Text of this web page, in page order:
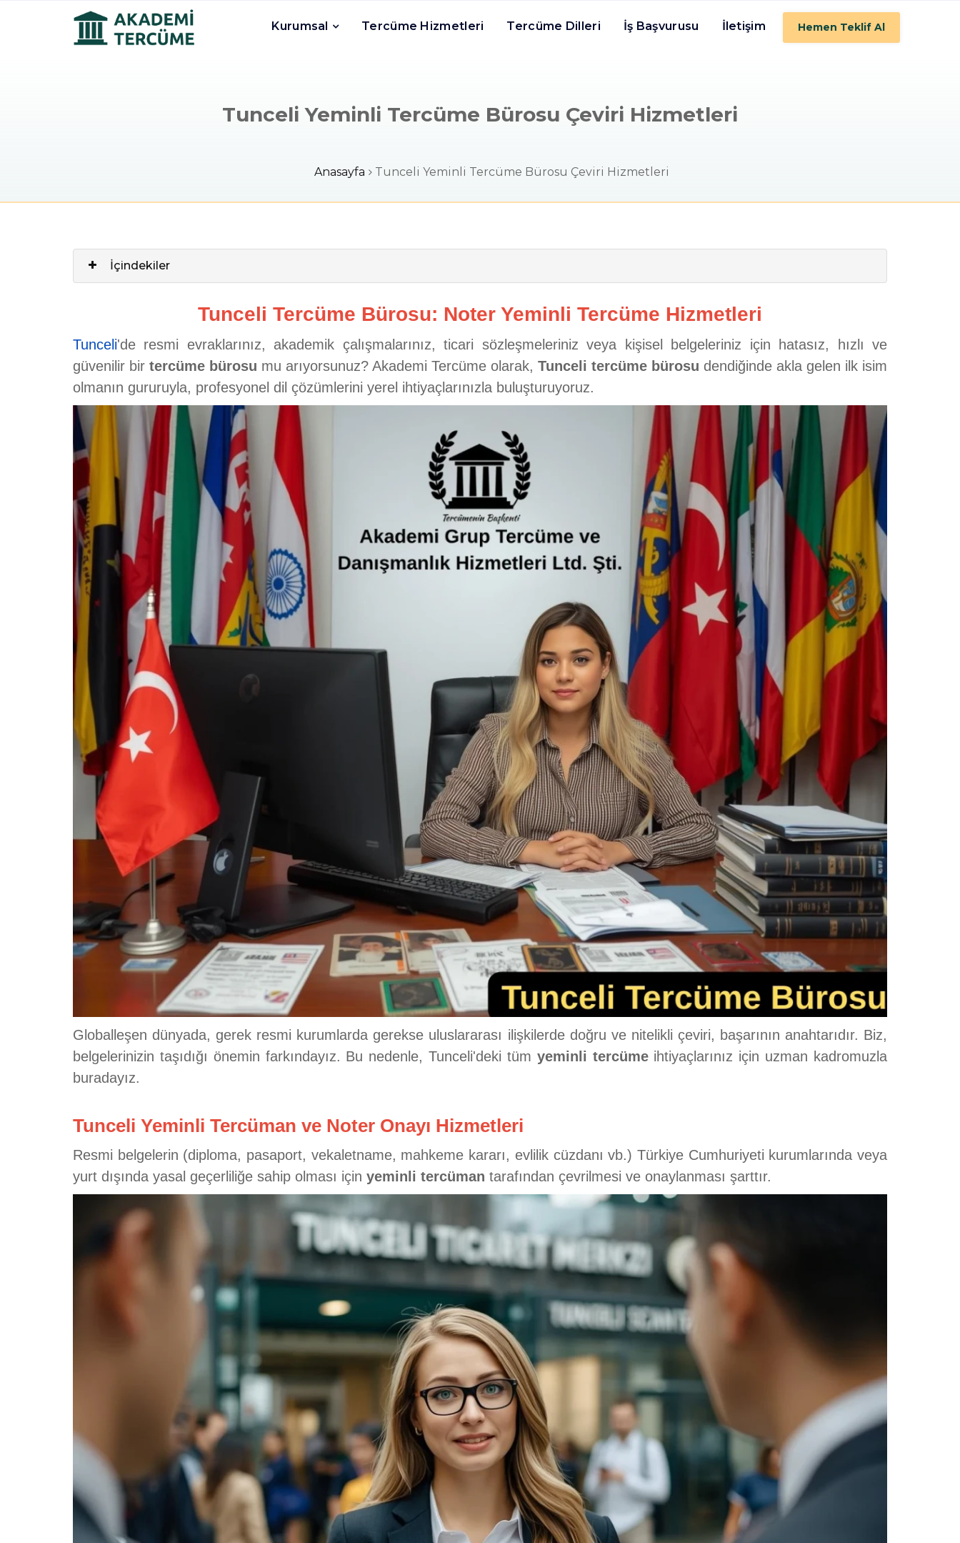
Kurumsal Tercüme Hizmetleri Tercüme Dilleri İş Başvurusu İletişim Hemen Teklif Al
Tunceli Yeminli Tercüme Bürosu Çeviri Hizmetleri
Anasayfa Tunceli Yeminli Tercüme Bürosu Çeviri Hizmetleri
İçindekiler
Tunceli Tercüme Bürosu: Noter Yeminli Tercüme Hizmetleri
Tunceli'de resmi evraklarınız, akademik çalışmalarınız, ticari sözleşmeleriniz veya kişisel belgeleriniz için hatasız, hızlı ve
güvenilir bir tercüme bürosu mu arıyorsunuz? Akademi Tercüme olarak, Tunceli tercüme bürosu dendiğinde akla gelen ilk isim
olmanın gururuyla, profesyonel dil çözümlerini yerel ihtiyaçlarınızla buluşturuyoruz.
Globalleşen dünyada, gerek resmi kurumlarda gerekse uluslararası ilişkilerde doğru ve nitelikli çeviri, başarının anahtarıdır. Biz,
belgelerinizin taşıdığı önemin farkındayız. Bu nedenle, Tunceli'deki tüm yeminli tercümeihtiyaçlarınız için uzman kadromuzla
buradayız.
Tunceli Yeminli Tercüman ve Noter Onayı Hizmetleri
Resmi belgelerin (diploma, pasaport, vekaletname, mahkeme kararı, evlilik cüzdanı vb.) Türkiye Cumhuriyeti kurumlarında veya
yurt dışında yasal geçerliliğe sahip olması için yeminli tercüman tarafından çevrilmesi ve onaylanması şarttır.